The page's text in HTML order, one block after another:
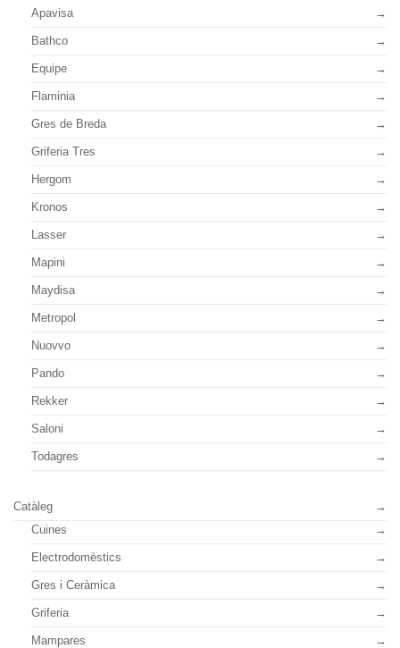
Apavisa
Bathco
Equipe
Flaminia
Gres de Breda
Griferia Tres
Hergom
Kronos
Lasser
Mapini
Maydisa
Metropol
Nuovvo
Pando
Rekker
Saloni
Todagres
Catàleg
Cuines
Electrodomèstics
Gres i Ceràmica
Griferia
Mampares